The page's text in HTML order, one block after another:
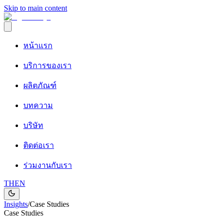
Skip to main content
หน้าแรก
บริการของเรา
ผลิตภัณฑ์
บทความ
บริษัท
ติดต่อเรา
ร่วมงานกับเรา
THEN
Insights/Case Studies
Case Studies